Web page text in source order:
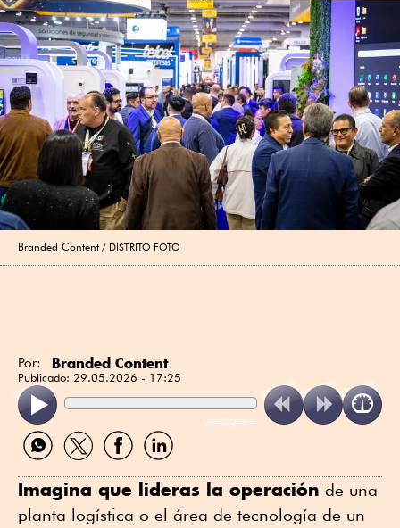
Branded Content DISTRITO FOTO
Por: Branded Content
Publicado: 29.05.2026 - 17:25
ReadSpeaker
Compartir
por
Compartir
por
Compartir
por
Compartir
por
Imagina que lideras la operación de una
planta logística o el área de tecnología de un